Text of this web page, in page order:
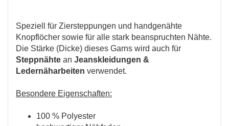
610 6 325
Speziell für Ziersteppungen und handgenähte
Knopflöcher sowie für alle stark beanspruchten Nähte.
Die Stärke (Dicke) dieses Garns wird auch für
Steppnähte an Jeanskleidungen &
Ledernäharbeiten verwendet.
Besondere Eigenschaften:
100 % Polyester